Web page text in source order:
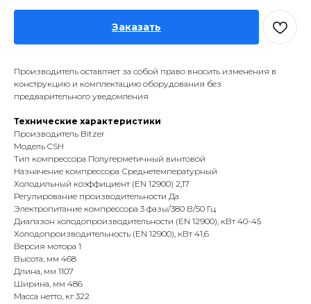
Заказать
Производитель оставляет за собой право вносить изменения в
конструкцию и комплектацию оборудования без
предварительного уведомления
Технические характеристики
Производитель Bitzer
Модель CSH
Тип компрессора Полугерметичный винтовой
Назначение компрессора Среднетемпературный
Холодильный коэффициент (EN 12900) 2,17
Регулирование производительности Да
Электропитание компрессора 3 фазы/380 В/50 Гц
Диапазон холодопроизводительности (EN 12900), кВт 40-45
Холодопроизводительность (EN 12900), кВт 41,6
Версия мотора 1
Высота, мм 468
Длина, мм 1107
Ширина, мм 486
Масса нетто, кг 322